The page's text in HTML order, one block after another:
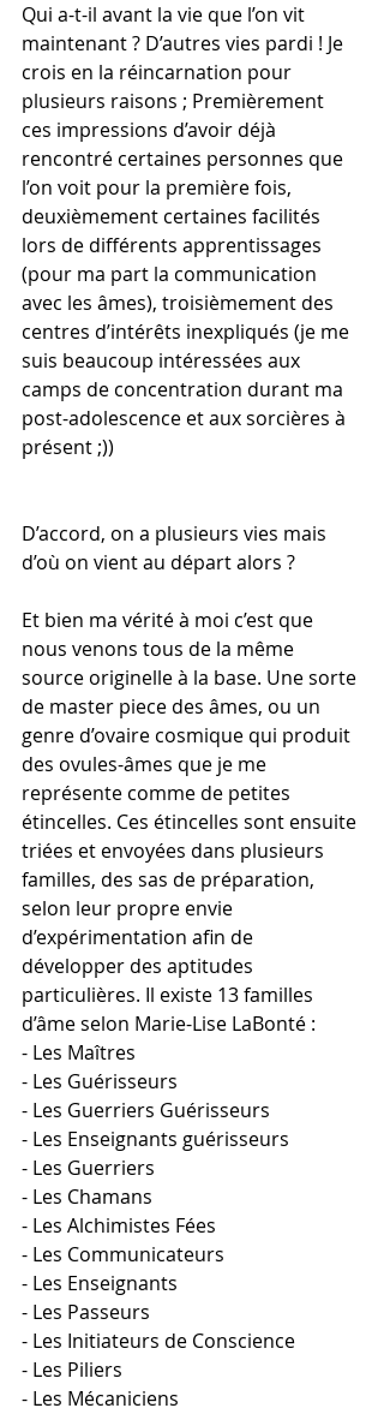
Qui a-t-il avant la vie que l’on vit
maintenant ? D’autres vies pardi ! Je
crois en la réincarnation pour
plusieurs raisons ; Premièrement
ces impressions d’avoir déjà
rencontré certaines personnes que
l’on voit pour la première fois,
deuxièmement certaines facilités
lors de différents apprentissages
(pour ma part la communication
avec les âmes), troisièmement des
centres d’intérêts inexpliqués (je me
suis beaucoup intéressées aux
camps de concentration durant ma
post-adolescence et aux sorcières à
présent ;))
D’accord, on a plusieurs vies mais
d’où on vient au départ alors ?
Et bien ma vérité à moi c’est que
nous venons tous de la même
source originelle à la base. Une sorte
de master piece des âmes, ou un
genre d’ovaire cosmique qui produit
des ovules-âmes que je me
représente comme de petites
étincelles. Ces étincelles sont ensuite
triées et envoyées dans plusieurs
familles, des sas de préparation,
selon leur propre envie
d’expérimentation afin de
développer des aptitudes
particulières. Il existe 13 familles
d’âme selon Marie-Lise LaBonté :
- Les Maîtres
- Les Guérisseurs
- Les Guerriers Guérisseurs
- Les Enseignants guérisseurs
- Les Guerriers
- Les Chamans
- Les Alchimistes Fées
- Les Communicateurs
- Les Enseignants
- Les Passeurs
- Les Initiateurs de Conscience
- Les Piliers
- Les Mécaniciens